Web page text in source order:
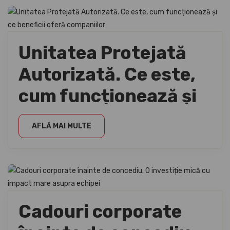
Unitatea Protejată
Autorizată. Ce este,
cum funcționează și
ce beneficii oferă
companiilor
AFLĂ MAI MULTE
Cadouri corporate